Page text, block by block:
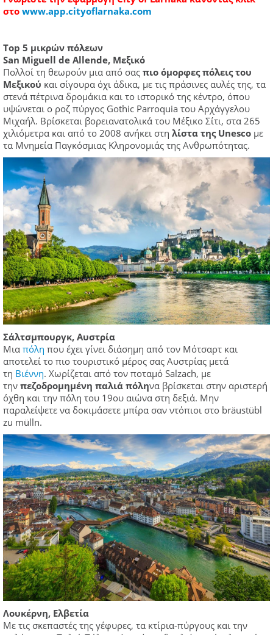
στο www.app.cityoflarnaka.com
Top 5 μικρών πόλεων
San Miguell de Allende, Μεξικό
Πολλοί τη θεωρούν μια από σας πιο όμορφες πόλεις του
Μεξικού και σίγουρα όχι άδικα, με τις πράσινες αυλές της, τα
στενά πέτρινα δρομάκια και το ιστορικό της κέντρο, όπου
υψώνεται ο ροζ πύργος Gothic Parroquia του Αρχάγγελου
Μιχαήλ. Βρίσκεται βορειανατολικά του Μέξικο Σίτι, στα 265
χιλιόμετρα και από το 2008 ανήκει στη λίστα της Unesco με
τα Μνημεία Παγκόσμιας Κληρονομιάς της Ανθρωπότητας.
Σάλτσμπουργκ, Αυστρία
Μια πόλη που έχει γίνει διάσημη από τον Μότσαρτ και
αποτελεί το πιο τουριστικό μέρος σας Αυστρίας μετά
τη Βιέννη. Χωρίζεται από τον ποταμό Salzach, με
την πεζοδρομημένη παλιά πόληνα βρίσκεται στην αριστερή
όχθη και την πόλη του 19ου αιώνα στη δεξιά. Μην
παραλείψετε να δοκιμάσετε μπίρα σαν ντόπιοι στο bräustübl
zu mülln.
Λουκέρνη, Ελβετία
Με τις σκεπαστές της γέφυρες, τα κτίρια-πύργους και την